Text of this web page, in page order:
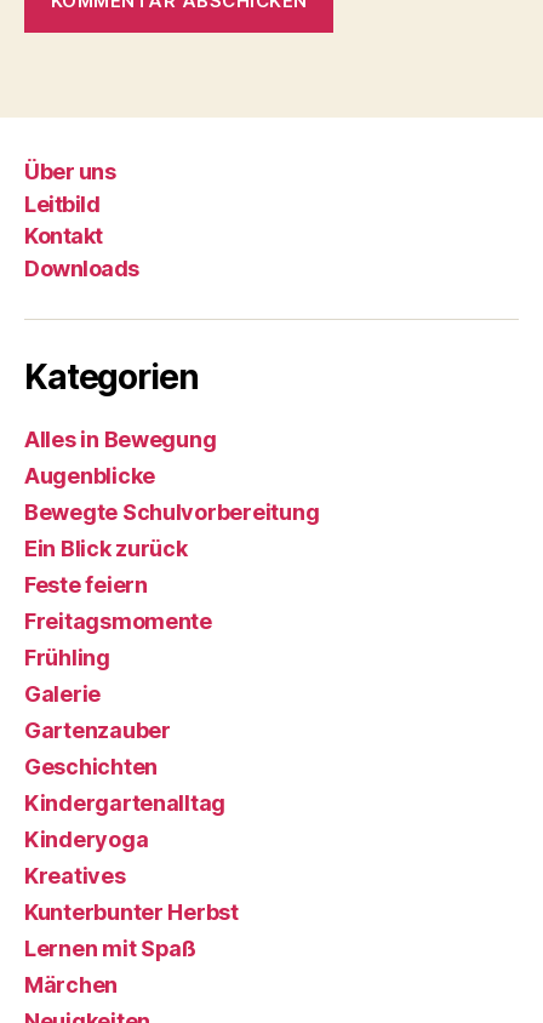
Über uns
Leitbild
Kontakt
Downloads
Kategorien
Alles in Bewegung
Augenblicke
Bewegte Schulvorbereitung
Ein Blick zurück
Feste feiern
Freitagsmomente
Frühling
Galerie
Gartenzauber
Geschichten
Kindergartenalltag
Kinderyoga
Kreatives
Kunterbunter Herbst
Lernen mit Spaß
Märchen